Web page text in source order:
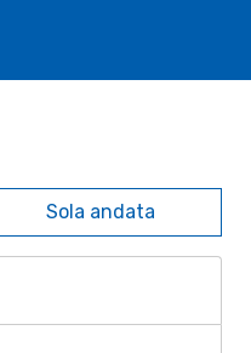
Sola andata